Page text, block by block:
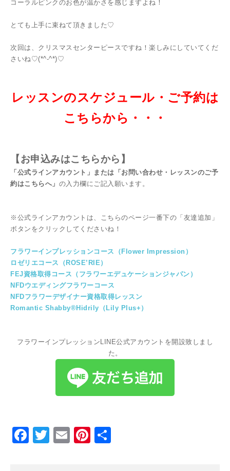
コーラルピンクのお色が温かさを感じますよね！
とても上手に束ねて頂きました♡
次回は、クリスマスセンターピースですね！楽しみにしていてくだ
さいね♡(*^-^*)♡
レッスンのスケジュール・ご予約は
こちらから・・・
【お申込みはこちらから】
「公式ラインアカウント」または「お問い合わせ・レッスンのご予
約はこちらへ」 の入力欄にご記入願います。
※公式ラインアカウントは、こちらのページ一番下の「友達追加」
ボタンをクリックしてくださいね！
フラワーインプレッションコース（Flower Impression）
ロゼリエコース（ROSE’RIE）
FEJ資格取得コース（フラワーエデュケーションジャパン）
NFDウエディングフラワーコース
NFDフラワーデザイナー資格取得レッスン
Romantic Shabby®Hidrily（Lily Plus+）
フラワーインプレッションLINE公式アカウントを開設致しまし
た。
Facebook
Twitter
EmailPinterest